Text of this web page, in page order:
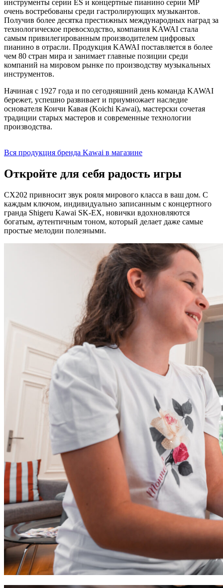
инструменты серии ES и концертные пианино серии MP
очень востребованы среди гастролирующих музыкантов.
Получив более десятка престижных международных наград за
технологическое превосходство, компания KAWAI стала
самым привилегированным производителем цифровых
пианино в отрасли. Продукция KAWAI поставляется в более
чем 80 стран мира и занимает главные позиции среди
компаний на мировом рынке по производству музыкальных
инструментов.
Начиная с 1927 года и по сегодняшний день команда KAWAI
бережет, успешно развивает и приумножает наследие
основателя Коичи Кавая (Koichi Kawai), мастерски сочетая
традиции старых мастеров и современные технологии
производства.
Вся продукция бренда Kawai в магазине
Откройте для себя радость игры
CX202 привносит звук рояля мирового класса в ваш дом. С
каждым ключом, индивидуально записанным с концертного
гранда Shigeru Kawai SK-EX, новички вдохновляются
богатым, аутентичным тоном, который делает даже самые
простые мелодии полезными.